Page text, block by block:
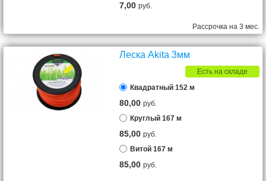
7,00руб.
Рассрочка на 3 мес.
Леска Akita 3мм
Есть на складе
Квадратный 152 м
80,00руб.
Круглый 167 м
85,00руб.
Витой 167 м
85,00руб.